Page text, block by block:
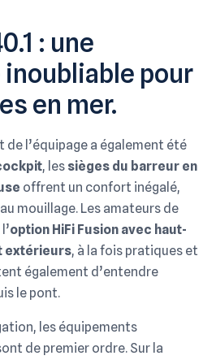
: une
pour
en mer.
de l’équipage a également été
, les sièges du barreur en
offrent un confort inégalé,
mouillage. Les amateurs de
option HiFi Fusion avec haut-
extérieurs, à la fois pratiques et
également d’entendre
le pont.
les équipements
de premier ordre. Sur la